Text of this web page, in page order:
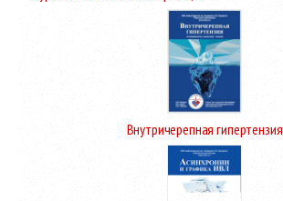
Внутричерепная гипертензия